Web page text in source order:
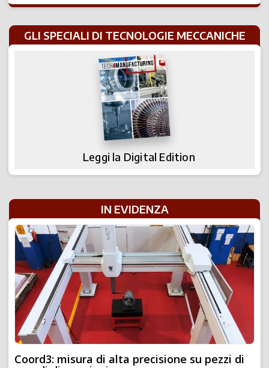
GLI SPECIALI DI TECNOLOGIE MECCANICHE
Leggi la Digital Edition
IN EVIDENZA
Coord3: misura di alta precisione su pezzi di